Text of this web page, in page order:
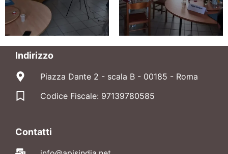
Indirizzo
Piazza Dante 2 - scala B - 00185 - Roma
Codice Fiscale: 97139780585
Contatti